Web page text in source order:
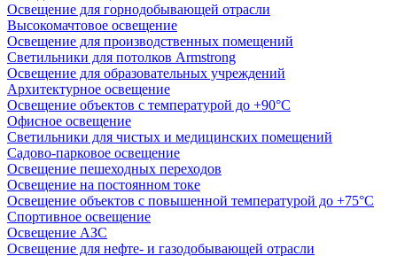
Освещение для горнодобывающей отрасли
Высокомачтовое освещение
Освещение для производственных помещений
Светильники для потолков Armstrong
Освещение для образовательных учреждений
Архитектурное освещение
Освещение объектов с температурой до +90°С
Офисное освещение
Светильники для чистых и медицинских помещений
Садово-парковое освещение
Освещение пешеходных переходов
Освещение на постоянном токе
Освещение объектов с повышенной температурой до +75°C
Спортивное освещение
Освещение АЗС
Освещение для нефте- и газодобывающей отрасли